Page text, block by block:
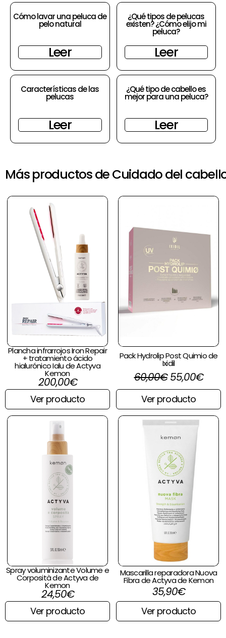
Cómo lavar una peluca de
pelo natural
Leer
¿Qué tipos de pelucas
existen? ¿Cómo elijo mi
peluca?
Leer
Características de las
pelucas
Leer
¿Qué tipo de cabello es
mejor para una peluca?
Leer
Más productos de Cuidado del
Plancha infrarrojos Iron Repair
+ tratamiento ácido
hialurónico Ialu de Actyva
Kemon
200,00€
Ver producto
Pack Hydrolip Post Quimio de
Ixidil
60,00€
El
precio
original
55,00€
El
Ver producto
Spray voluminizante Volume e
Corposità de Actyva de
Kemon
24,50€
Ver producto
Mascarilla reparadora Nuova
Fibra de Actyva de Kemon
35,90€
Ver producto